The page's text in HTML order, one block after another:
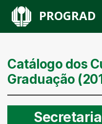
PROGRAD
Catálogo dos
Graduação